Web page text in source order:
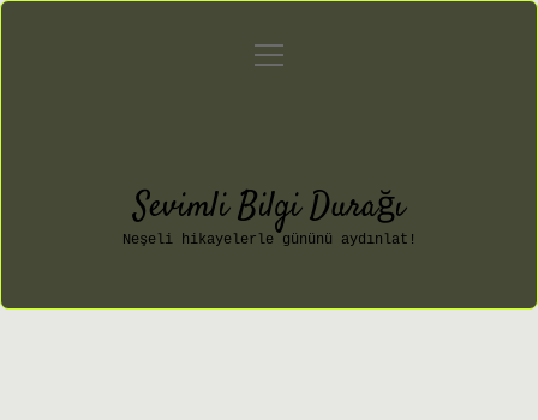
Gizlilik Politikası
menüyü
Sevimli Bilgi Durağı
Neşeli hikayelerle gününü aydınlat!